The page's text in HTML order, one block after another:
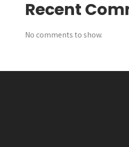
Recent
No comments to show.